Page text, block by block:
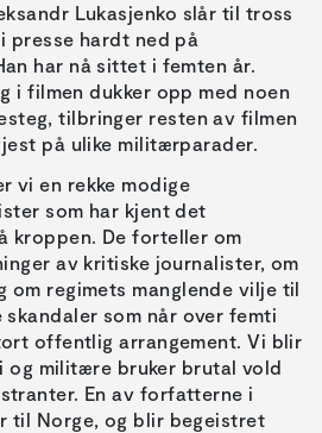
Lukasjenko slår til tross
hardt ned på
har nå sittet i femten år.
i filmen dukker opp med noen
tilbringer resten av filmen
på ulike militærparader.
vi en rekke modige
som har kjent det
kroppen. De forteller om
av kritiske journalister, om
om regimets manglende vilje til
som når over femti
offentlig arrangement. Vi blir
militære bruker brutal vold
En av forfatterne i
til Norge, og blir begeistret